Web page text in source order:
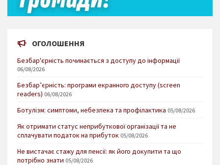
ОГОЛОШЕННЯ
Безбар'єрність починається з доступу до інформації
06/08/2026
Безбар’єрність: програми екранного доступу (screen
readers) 06/08/2026
Ботулізм: симптоми, небезпека та профілактика 05/08/2026
Як отримати статус неприбуткової організації та не
сплачувати податок на прибуток 05/08/2026
Не вистачає стажу для пенсії: як його докупити та що
потрібно знати 05/08/2026